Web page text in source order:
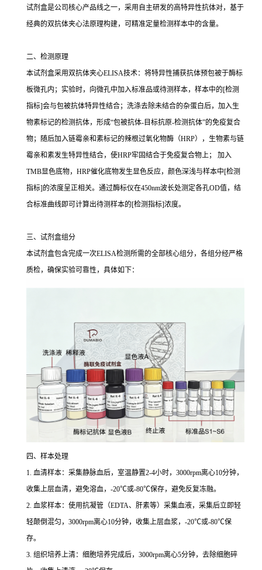
试剂盒是公司核心产品线之一，采用自主研发的高特异性抗体对，基于
经典的双抗体夹心法原理构建，可精准定量检测样本中的含量。
二、检测原理
本试剂盒采用双抗体夹心ELISA技术：将特异性捕获抗体预包被于酶标
板微孔内；实验时，向微孔中加入标准品或待测样本，样本中的[检测
指标]会与包被抗体特异性结合；洗涤去除未结合的杂蛋白后，加入生
物素标记的检测抗体，形成“包被抗体-目标抗原-检测抗体”的免疫复合
物；随后加入链霉亲和素标记的辣根过氧化物酶（HRP），生物素与链
霉亲和素发生特异性结合，使HRP牢固结合于免疫复合物上； 加入
TMB显色底物，HRP催化底物发生显色反应，颜色深浅与样本中[检测
指标]的浓度呈正相关。通过酶标仪在450nm波长处测定各孔OD值，结
合标准曲线即可计算出待测样本的[检测指标]浓度。
三、试剂盒组分
本试剂盒包含完成一次ELISA检测所需的全部核心组分，各组分经严格
质检，确保实验可靠性，具体如下：
四、样本处理
1. 血清样本：采集静脉血后，室温静置2-4小时，3000rpm离心10分钟，
收集上层血清，避免溶血，-20℃或-80℃保存，避免反复冻融。
2. 血浆样本：使用抗凝管（EDTA、肝素等）采集血液，采集后立即轻
轻颠倒混匀，3000rpm离心10分钟，收集上层血浆，-20℃或-80℃保
存。
3. 组织培养上清：细胞培养完成后，3000rpm离心5分钟，去除细胞碎